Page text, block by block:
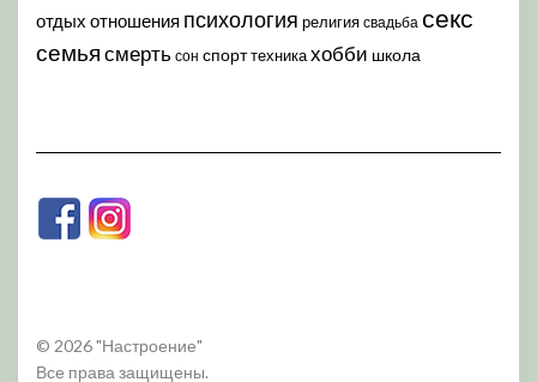
отдых отношения психология религия свадьба секс
семья смерть сон спорттехникахобби школа
© 2026 "Настроение"
Все права защищены.